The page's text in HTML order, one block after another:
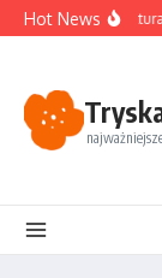
Przejdź do treści
Hot News